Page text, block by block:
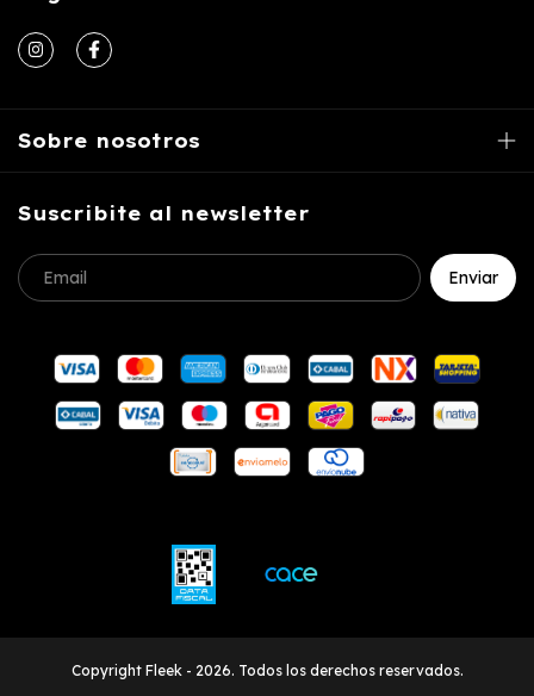
Sobre nosotros
Suscribite al newsletter
Copyright Fleek - 2026. Todos los derechos reservados.